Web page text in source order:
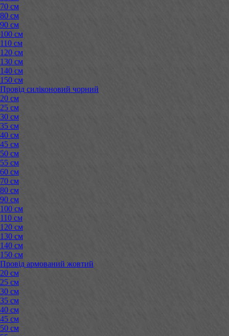
70 см
80 см
90 см
100 см
110 см
120 см
130 см
140 см
150 см
Провід силіконовий чорний
20 см
25 см
30 см
35 см
40 см
45 см
50 см
55 см
60 см
70 см
80 см
90 см
100 см
110 см
120 см
130 см
140 см
150 см
Провід армований жовтий
20 см
25 см
30 см
35 см
40 см
45 см
50 см